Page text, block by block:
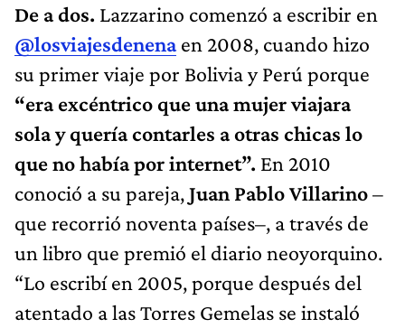
De a dos. Lazzarino comenzó a escribir en
@losviajesdenena en 2008, cuando hizo
su primer viaje por Bolivia y Perú porque
“era excéntrico que una mujer viajara
sola y quería contarles a otras chicas lo
que no había por internet”. En 2010
conoció a su pareja,Juan Pablo Villarino–
que recorrió noventa países–, a través de
un libro que premió el diario neoyorquino.
“Lo escribí en 2005, porque después del
atentado a las Torres Gemelas se instaló